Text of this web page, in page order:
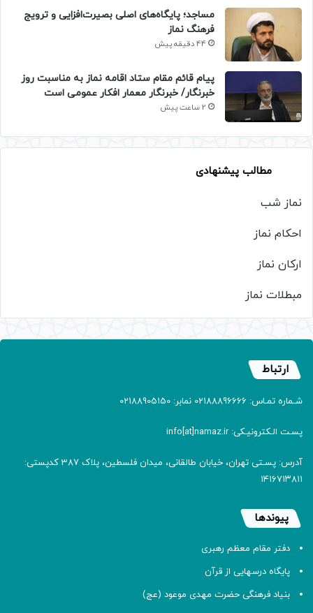
​مساجد؛ پایگاه‌های اصلی بصیرت‌افزایی و ترویج
فرهنگ نماز
44 دقیقه پیش
پیام قائم مقام ستاد اقامه نماز به مناسبت روز
خبرنگار/ خبرنگار معمار افکار عمومی است
2 ساعت پیش
مطالب پیشنهادی
نماز شب
احکام نماز
ارکان نماز
مبطلات نماز
ارتباط
شـماره تمـاس: 02188896666 نمابر: 02188905150
پسـت الـکترونیـکی: info[at]namaz.ir
آدرس: پسـتی تهران، خیابان طالقانی، میدان فلسطین، پلاک 387 کدپستی:
۱۴۱۶۷۱۳۸۱۱
پیوندها
دفتر مقام معظم رهبری
پایگاه درسهایی از قرآن
بنیاد فرهنگی حضرت مهدی موعود (عج)